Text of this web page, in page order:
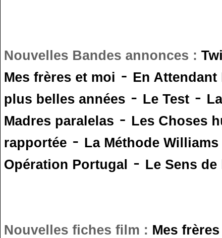
Nouvelles Bandes annonces :
Mes frères et moi - En
plus belles années - Le Test -
Madres paralelas - Les Choses
rapportée - La Méthode Williams
Opération Portugal - Le Sens
Nouvelles fiches film : Mes